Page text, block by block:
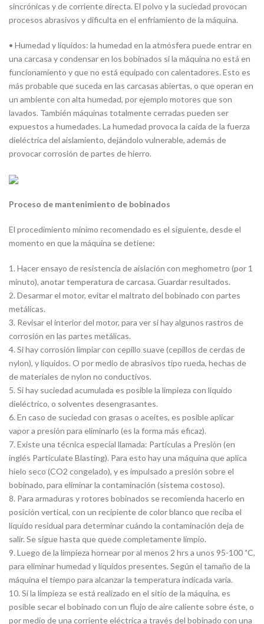
sincrónicas y de corriente directa. El polvo y la suciedad provocan
procesos abrasivos y dificulta en el enfriamiento de la máquina.
• Humedad y líquidos: la humedad en la atmósfera puede entrar en
una carcasa y condensar en los bobinados si la máquina no está en
funcionamiento y que no está equipado con calentadores. Esto es
más probable que suceda en las carcasas abiertas, o que operan en
un ambiente con alta humedad, por ejemplo motores que son
lavados. También máquinas totalmente cerradas pueden ser
expuestos a humedades. La humedad provoca la caída de la fuerza
dieléctrica del aislamiento, dejándolo vulnerable, además de
provocar corrosión de partes de hierro.
Proceso de mantenimiento de bobinados
El procedimiento mínimo recomendado es el siguiente, desde el
momento en que la máquina se detiene:
1. Hacer ensayo de resistencia de aislación con meghometro (por 1
minuto), anotar temperatura de carcasa. Guardar resultados.
2. Desarmar el motor, evitar el maltrato del bobinado con partes
metálicas.
3. Revisar el interior del motor, para ver si hay algunos rastros de
corrosión en las partes metálicas.
4. Si hay corrosión limpiar con cepillo suave (cepillos de cerdas de
nylon), y líquidos. O por medio de abrasivos tipo rueda, hechas de
de materiales de nylon no conductivos.
5. Si hay suciedad acumulada es posible la limpieza con líquido
dieléctrico, o solventes desengrasantes.
6. En caso de suciedad con grasas o aceites, es posible aplicar
vapor a presión para eliminarlo (es la forma más eficaz).
7. Existe una técnica especial llamada: Partículas a Presión (en
inglés Particulate Blasting). Para esto hay una máquina que aplica
hielo seco (CO2 congelado), y es impulsado a presión sobre el
bobinado, para eliminar la contaminación (sistema costoso).
8. Para armaduras y rotores bobinados se recomienda hacerlo en
posición vertical, con un recipiente de color blanco que reciba el
líquido residual para determinar cuándo la contaminación deja de
salir. Se sigue hasta que quede completamente limpio.
9. Luego de la limpieza hornear por al menos 2 hrs a unos 95-100 ˚C,
para eliminar humedad y líquidos presentes. Según el tamaño de la
máquina el tiempo para alcanzar la temperatura indicada varia.
10. Si la limpieza se está realizado en el sitio de la máquina, es
posible secar el bobinado con un flujo de aire caliente sobre éste, o
por medio de una corriente eléctrica a través del bobinado con una